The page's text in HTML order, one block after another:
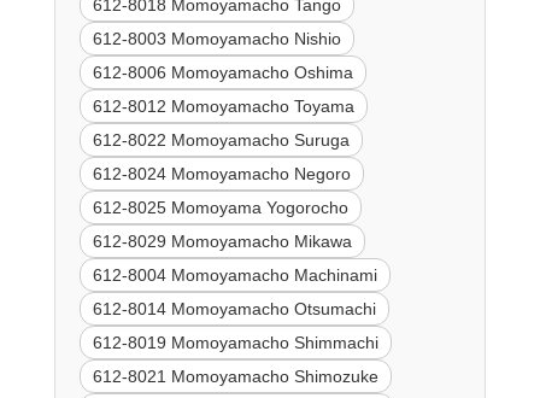
612-8018 Momoyamacho Tango
612-8003 Momoyamacho Nishio
612-8006 Momoyamacho Oshima
612-8012 Momoyamacho Toyama
612-8022 Momoyamacho Suruga
612-8024 Momoyamacho Negoro
612-8025 Momoyama Yogorocho
612-8029 Momoyamacho Mikawa
612-8004 Momoyamacho Machinami
612-8014 Momoyamacho Otsumachi
612-8019 Momoyamacho Shimmachi
612-8021 Momoyamacho Shimozuke